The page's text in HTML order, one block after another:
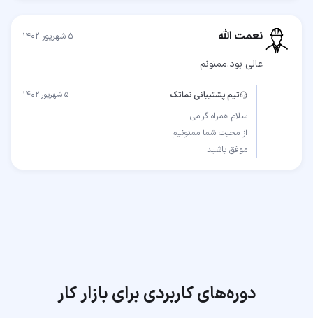
نعمت الله ۵ شهریور ۱۴۰۲
عالی بود.ممنونم
تیم پشتیبانی نماتک ۵ شهریور ۱۴۰۲
موفق باشید
دوره‌های کاربردی برای بازار کار